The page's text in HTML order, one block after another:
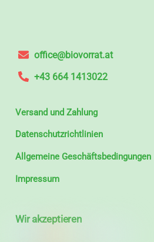
office@biovorrat.at
+43 664 1413022
Versand und Zahlung
Datenschutzrichtlinien
Allgemeine Geschäftsbedingungen
Impressum
Wir akzeptieren